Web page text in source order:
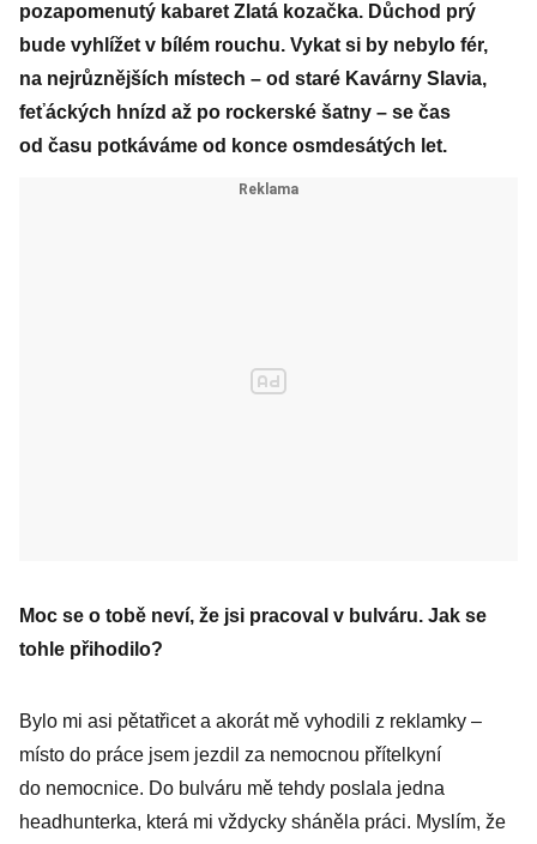
pozapomenutý kabaret Zlatá kozačka. Důchod prý
bude vyhlížet v bílém rouchu. Vykat si by nebylo fér,
na nejrůznějších místech – od staré Kavárny Slavia,
feťáckých hnízd až po rockerské šatny – se čas
od času potkáváme od konce osmdesátých let.
Moc se o tobě neví, že jsi pracoval v bulváru. Jak se
tohle přihodilo?
Bylo mi asi pětatřicet a akorát mě vyhodili z reklamky –
místo do práce jsem jezdil za nemocnou přítelkyní
do nemocnice. Do bulváru mě tehdy poslala jedna
headhunterka, která mi vždycky sháněla práci. Myslím, že